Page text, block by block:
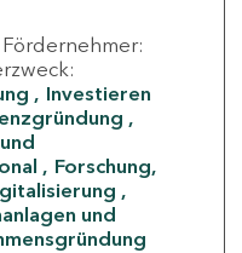
Fördernehmer:
Investieren
Forschung,
und